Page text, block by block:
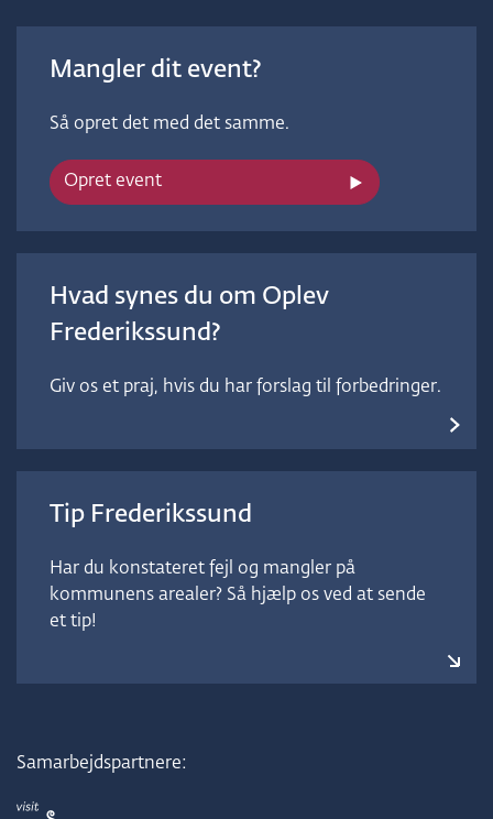
Mangler dit event?
Så opret det med det samme.
Opret event
Hvad synes du om Oplev
Frederikssund?
Giv os et praj, hvis du har forslag til forbedringer.
Tip Frederikssund
Har du konstateret fejl og mangler på
kommunens arealer? Så hjælp os ved at sende
et tip!
Samarbejdspartnere: